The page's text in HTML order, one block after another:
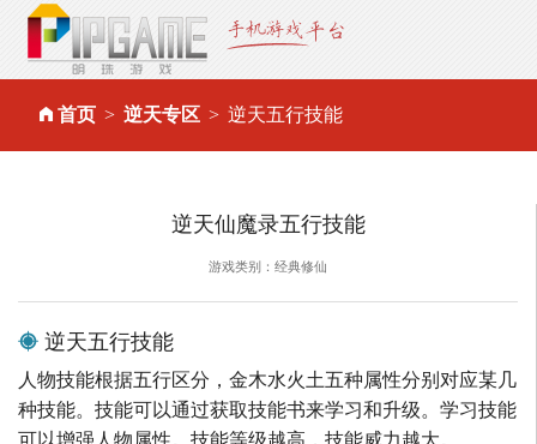
首页 逆天专区 逆天五行技能
逆天仙魔录五行技能
游戏类别：经典修仙
逆天五行技能
人物技能根据五行区分，金木水火土五种属性分别对应某几
种技能。技能可以通过获取技能书来学习和升级。学习技能